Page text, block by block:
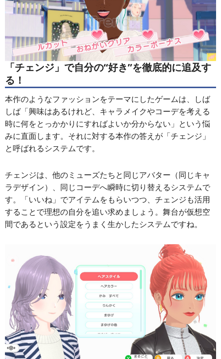
「チェンジ」で自分の“好き”を徹底的に追及す
る！
本作のようなファッションをテーマにしたゲームは、しば
しば「興味はあるけれど、キャラメイクやコーデを考える
時に何をとっかかりにすればよいか分からない」という悩
みに直面します。それに対する本作の答えが「チェンジ」
と呼ばれるシステムです。
チェンジは、他のミューズたちと同じアバター（同じキャ
ラデザイン）、同じコーデへ瞬時に切り替えるシステムで
す。「いいね」でアイテムをもらいつつ、チェンジも活用
することで理想の自分を追い求めましょう。舞台が仮想空
間であるという設定をうまく生かしたシステムですね。